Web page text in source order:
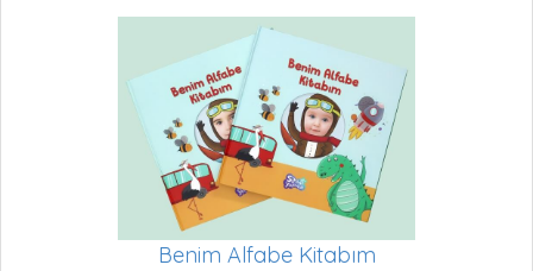
Benim Alfabe Kitabım